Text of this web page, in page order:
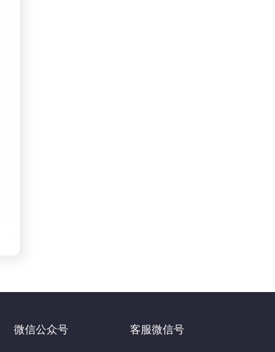
微信公众号 客服微信号